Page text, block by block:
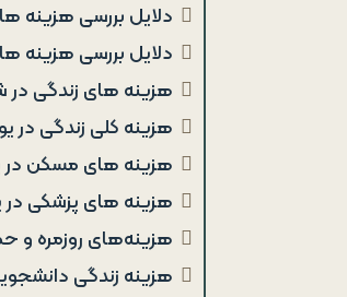
دلایل بررسی هزینه‌
دلایل بررسی هزینه‌
هزینه‌ های زندگی در
هزینه کلی زندگی در
هزینه‌ های مسکن در
هزینه‌ های پزشکی در
هزینه‌های روزمره و
هزینه زندگی